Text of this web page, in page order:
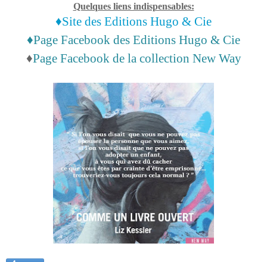
Quelques liens indispensables:
♦Site des Editions Hugo & Cie
♦Page Facebook des Editions Hugo & Cie
♦Page Facebook de la collection New Way